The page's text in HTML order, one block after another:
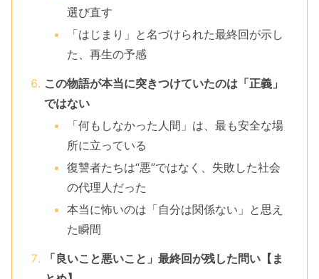
選び直す
「はじまり」と名づけられた最終回が示し
た、再生の予感
この物語が本当に突きつけていたのは「正義」
ではない
「何もしなかった人間」は、最も安全な場
所に立っている
復讐者たちは“悪”ではなく、失敗した社会
の代理人だった
本当に怖いのは「自分は関係ない」と思え
た瞬間
「良いこと悪いこと」最終回が残した問い【ま